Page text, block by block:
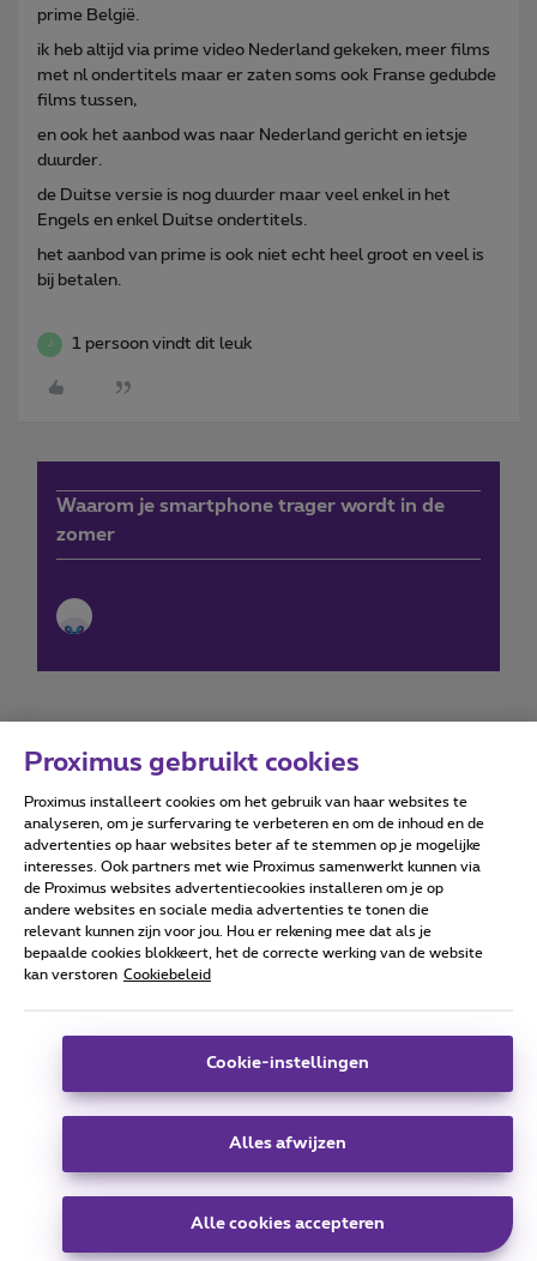
prime België.
ik heb altijd via prime video Nederland gekeken, meer films
met nl ondertitels maar er zaten soms ook Franse gedubde
films tussen,
en ook het aanbod was naar Nederland gericht en ietsje
duurder.
de Duitse versie is nog duurder maar veel enkel in het
Engels en enkel Duitse ondertitels.
het aanbod van prime is ook niet echt heel groot en veel is
bij betalen.
J 1 persoon vindt dit leuk
Waarom je smartphone trager wordt in de
zomer
Forumvoorwaarden Accessibility statement
Alle rechten voorbehouden. © Proximus
Algemene voorwaarden, consumenteninfo
Deze website is gecreëerd en wordt beheerd conform het
Koning Albert II-laan 27 - B-1030 Brussel.
Carrier & Wholesale Solutions
Telindus
|Sitemap
Proximus gebruikt cookies
Proximus installeert cookies om het gebruik van haar websites te
analyseren, om je surfervaring te verbeteren en om de inhoud en de
advertenties op haar websites beter af te stemmen op je mogelijke
interesses. Ook partners met wie Proximus samenwerkt kunnen via
de Proximus websites advertentiecookies installeren om je op
andere websites en sociale media advertenties te tonen die
relevant kunnen zijn voor jou. Hou er rekening mee dat als je
bepaalde cookies blokkeert, het de correcte werking van de website
kan verstoren Cookiebeleid
Cookie-instellingen
Alles afwijzen
Alle cookies accepteren